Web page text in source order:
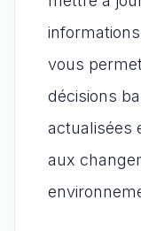
vous
décisions
actualisées
aux